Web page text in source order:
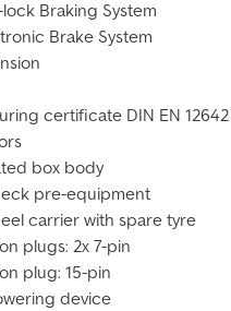
Braking System
Brake System
certificate DIN EN
box body
pre-equipment
carrier with spare tyre
plugs: 2x 7-pin
plug: 15-pin
device